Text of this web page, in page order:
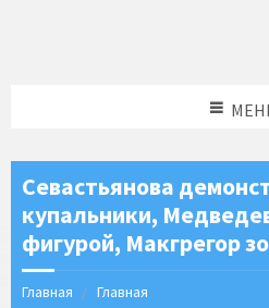
Севастьянова
купальники,
фигурой, Макгрегор
Главная Главная